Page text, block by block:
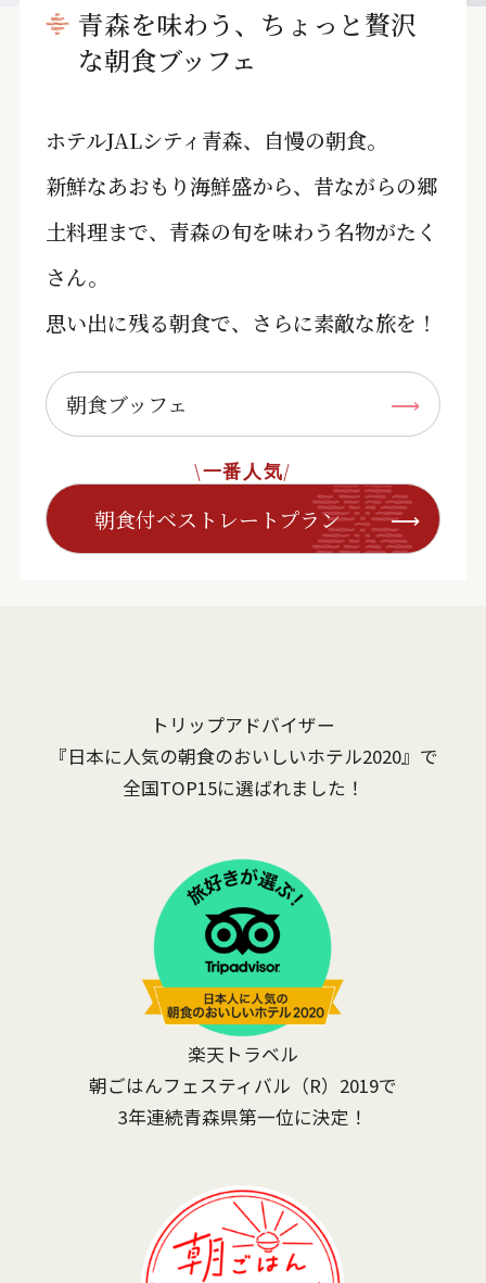
青森を味わう、ちょっと贅沢
な朝食ブッフェ
ホテルJALシティ青森、自慢の朝食。
新鮮なあおもり海鮮盛から、昔ながらの郷
土料理まで、青森の旬を味わう名物がたく
さん。
思い出に残る朝食で、さらに素敵な旅を！
朝食ブッフェ
\一番人気/
朝食付ベストレート プラン
トリップアドバイザー
『日本に人気の朝食のおいしいホテル2020』で
全国TOP15に選ばれました！
楽天トラベル
朝ごはんフェスティバル（R）2019で
3年連続青森県第一位に決定！